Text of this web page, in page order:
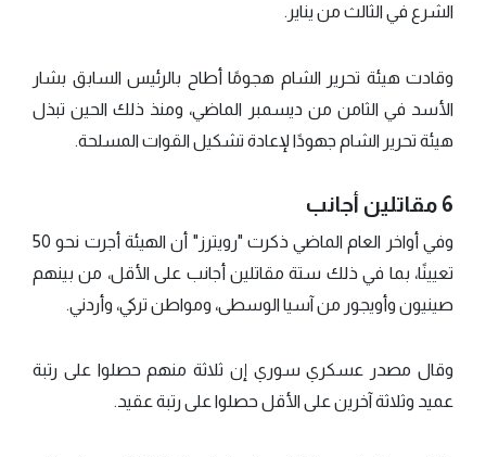
الشرع في الثالث من يناير.
وقادت هيئة تحرير الشام هجومًا أطاح بالرئيس السابق بشار
الأسد في الثامن من ديسمبر الماضي، ومنذ ذلك الحين تبذل
هيئة تحرير الشام جهودًا لإعادة تشكيل القوات المسلحة.
6 مقاتلين أجانب
وفي أواخر العام الماضي ذكرت "رويترز" أن الهيئة أجرت نحو 50
تعيينًا، بما في ذلك ستة مقاتلين أجانب على الأقل، من بينهم
صينيون وأويجور من آسيا الوسطى، ومواطن تركي، وأردني.
وقال مصدر عسكري سوري إن ثلاثة منهم حصلوا على رتبة
عميد وثلاثة آخرين على الأقل حصلوا على رتبة عقيد.